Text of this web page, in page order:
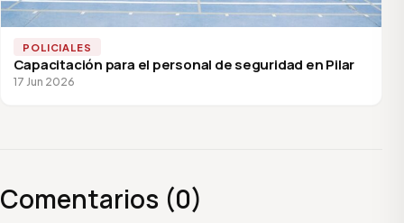
POLICIALES
Capacitación para el personal de seguridad en Pilar
17 Jun 2026
Comentarios (0)